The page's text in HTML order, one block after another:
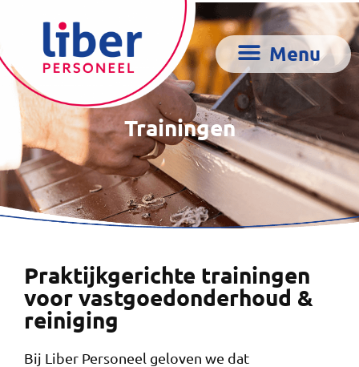
Trainingen
Praktijkgerichte trainingen
voor vastgoedonderhoud &
reiniging
Bij Liber Personeel geloven we dat